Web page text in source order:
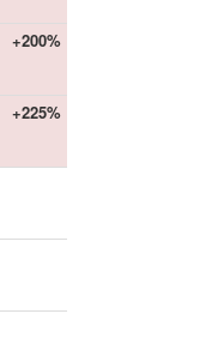
+200%
+225%